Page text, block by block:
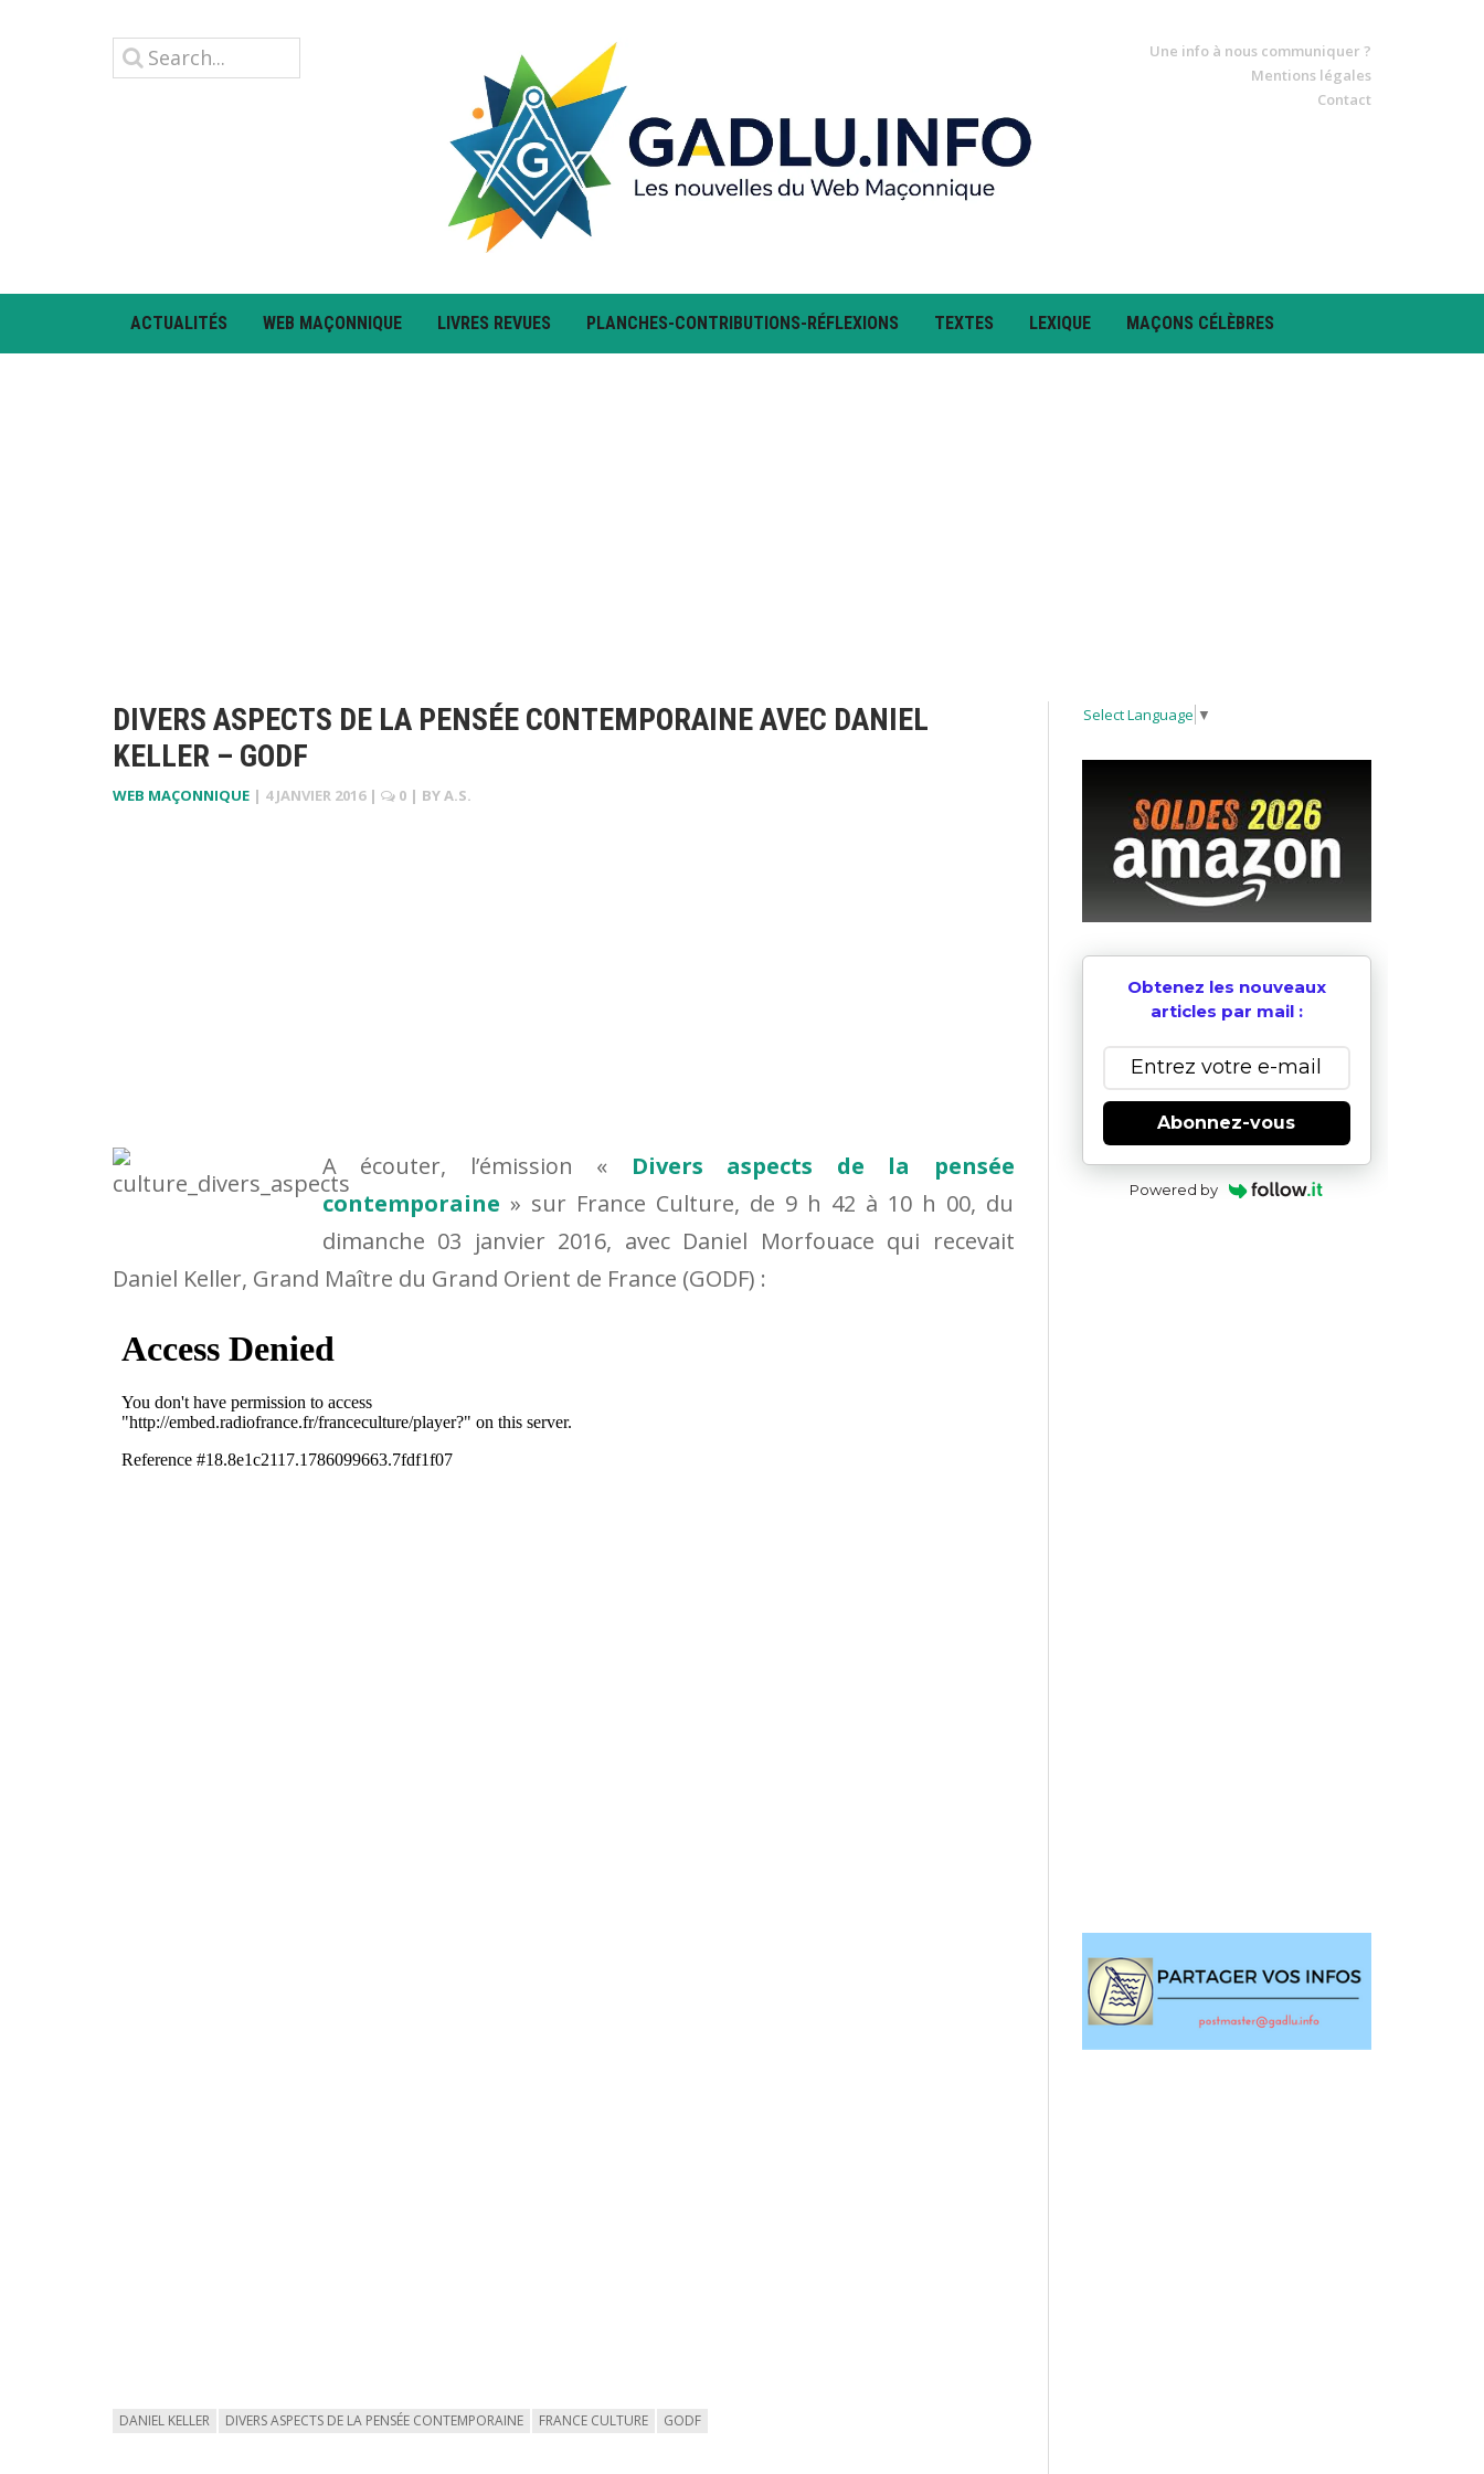
Une info à nous communiquer ?
Mentions légales
Contact
ACTUALITÉS WEB MAÇONNIQUE LIVRES REVUES PLANCHES-CONTRIBUTIONS-RÉFLEXIONS TEXTES LEXIQUE MAÇONS CÉLÈBRES
DIVERS ASPECTS DE LA PENSÉE CONTEMPORAINE AVEC DANIEL
KELLER – GODF
WEB MAÇONNIQUE | 4 JANVIER 2016 | 0 | BYA.S.
A écouter, l’émission « Divers aspects de la pensée
contemporaine » sur France Culture, de 9 h 42 à 10 h 00, du
dimanche 03 janvier 2016, avec Daniel Morfouace qui recevait
Daniel Keller, Grand Maître du Grand Orient de France (GODF) :
DANIEL KELLER DIVERS ASPECTS DE LA PENSÉE CONTEMPORAINE FRANCE CULTURE GODF
Select Language ▼
Obtenez les nouveaux
articles par mail :
Abonnez-vous
Powered by